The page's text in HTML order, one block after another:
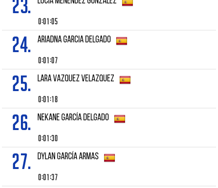
23.
0:01:05
24. ARIADNA GARCIA DELGADO
0:01:07
25. LARA VAZQUEZ VELAZQUEZ
0:01:18
26. NEKANE GARCÍA DELGADO
0:01:30
27. DYLAN GARCÍA ARMAS
0:01:37